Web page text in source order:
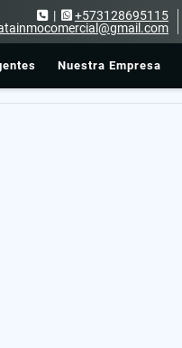
|
+573128695115
Nuestra Empresa